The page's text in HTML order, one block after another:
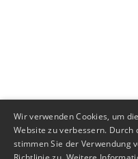
Wir verwenden Cookies, um
Website zu verbessern.
stimmen Sie der Verwendung